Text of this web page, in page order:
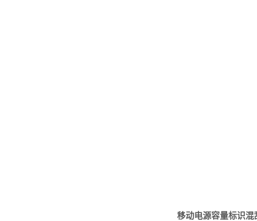
移动电源容量标识混